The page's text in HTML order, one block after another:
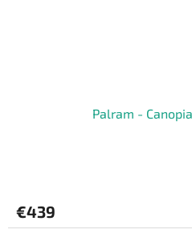
Palram -
€439